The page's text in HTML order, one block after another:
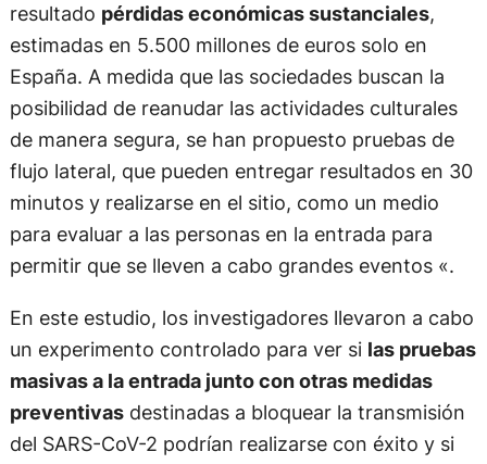
resultado pérdidas económicas sustanciales,
estimadas en 5.500 millones de euros solo en
España. A medida que las sociedades buscan la
posibilidad de reanudar las actividades culturales
de manera segura, se han propuesto pruebas de
flujo lateral, que pueden entregar resultados en 30
minutos y realizarse en el sitio, como un medio
para evaluar a las personas en la entrada para
permitir que se lleven a cabo grandes eventos «.
En este estudio, los investigadores llevaron a cabo
un experimento controlado para ver si las pruebas
masivas a la entrada junto con otras medidas
preventivasdestinadas a bloquear la transmisión
del SARS-CoV-2 podrían realizarse con éxito y si